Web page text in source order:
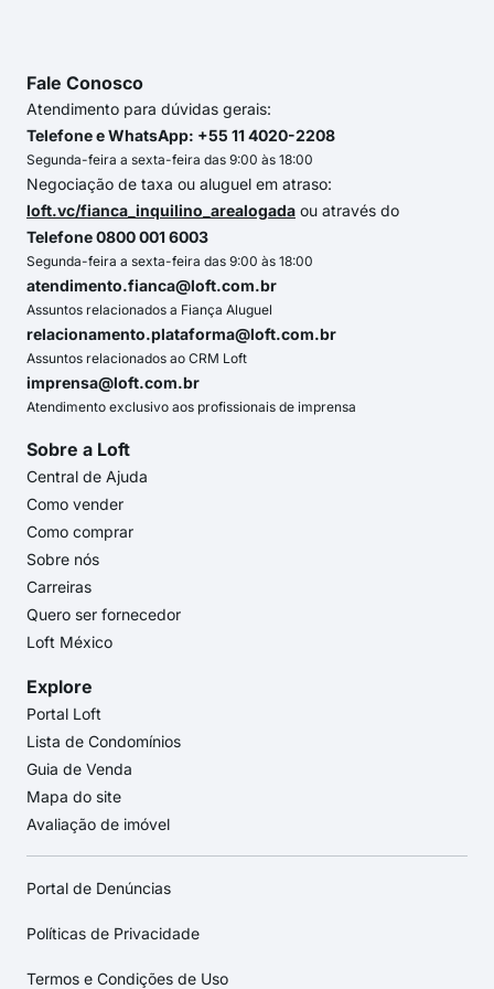
Fale Conosco
Atendimento para dúvidas gerais:
Telefone e WhatsApp: +55 11 4020-2208
Segunda-feira a sexta-feira das 9:00 às 18:00
Negociação de taxa ou aluguel em atraso:
loft.vc/fianca_inquilino_arealogada ou através do
Telefone 0800 001 6003
Segunda-feira a sexta-feira das 9:00 às 18:00
atendimento.fianca@loft.com.br
Assuntos relacionados a Fiança Aluguel
relacionamento.plataforma@loft.com.br
Assuntos relacionados ao CRM Loft
imprensa@loft.com.br
Atendimento exclusivo aos profissionais de imprensa
Sobre a Loft
Central de Ajuda
Como vender
Como comprar
Sobre nós
Carreiras
Quero ser fornecedor
Loft México
Explore
Portal Loft
Lista de Condomínios
Guia de Venda
Mapa do site
Avaliação de imóvel
Portal de Denúncias
Políticas de Privacidade
Termos e Condições de Uso